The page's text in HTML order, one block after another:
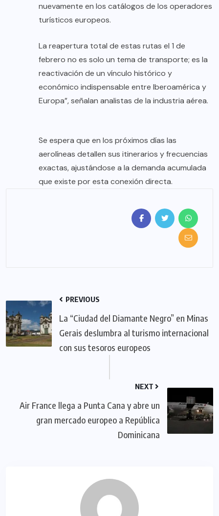
nuevamente en los catálogos de los operadores
turísticos europeos.
La reapertura total de estas rutas el 1 de
febrero no es solo un tema de transporte; es la
reactivación de un vínculo histórico y
económico indispensable entre Iberoamérica y
Europa”, señalan analistas de la industria aérea.
Se espera que en los próximos días las
aerolíneas detallen sus itinerarios y frecuencias
exactas, ajustándose a la demanda acumulada
que existe por esta conexión directa.
PREVIOUS
La “Ciudad del Diamante Negro” en Minas
Gerais deslumbra al turismo internacional
con sus tesoros europeos
NEXT
Air France llega a Punta Cana y abre un
gran mercado europeo a República
Dominicana